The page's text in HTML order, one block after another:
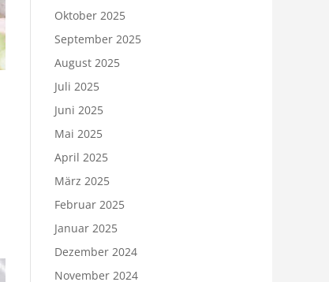
Oktober 2025
September 2025
August 2025
Juli 2025
Juni 2025
Mai 2025
April 2025
März 2025
Februar 2025
Januar 2025
Dezember 2024
November 2024